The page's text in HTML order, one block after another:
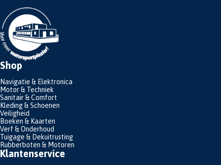
Shop
Navigatie & Elektronica
Motor & Techniek
Sanitair & Comfort
Kleding & Schoenen
Veiligheid
Boeken & Kaarten
Verf & Onderhoud
Tuigage & Dekuitrusting
Rubberboten & Motoren
Klantenservice